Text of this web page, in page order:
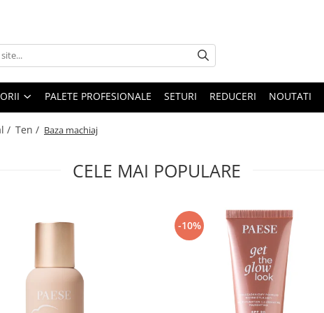
PALETE PROFESIONALE SETURI REDUCERI NOUTATI
/ Ten / Baza machiaj
CELE MAI POPULARE
-10%